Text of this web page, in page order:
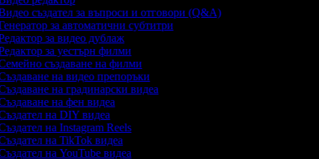
създател за въпроси и отговори (Q&A)
за автоматични субтитри
за видео дублаж
за уестърн филми
създаване на филми
на видео препоръки
на градинарски видеа
на фен видеа
на DIY видеа
на Instagram Reels
на TikTok видеа
на YouTube видеа